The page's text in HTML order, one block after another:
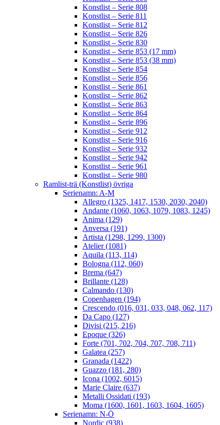
Konstlist – Serie 808
Konstlist – Serie 811
Konstlist – Serie 812
Konstlist – Serie 826
Konstlist – Serie 830
Konstlist – Serie 853 (17 mm)
Konstlist – Serie 853 (38 mm)
Konstlist – Serie 854
Konstlist – Serie 856
Konstlist – Serie 861
Konstlist – Serie 862
Konstlist – Serie 863
Konstlist – Serie 864
Konstlist – Serie 896
Konstlist – Serie 912
Konstlist – Serie 916
Konstlist – Serie 932
Konstlist – Serie 942
Konstlist – Serie 961
Konstlist – Serie 980
Ramlist-trä (Konstlist) övriga
Serienamn: A-M
Allegro (1325, 1417, 1530, 2030, 2040)
Andante (1060, 1063, 1079, 1083, 1245)
Anima (129)
Anversa (191)
Artista (1298, 1299, 1300)
Atelier (1081)
Aquila (113, 114)
Bologna (112, 060)
Brema (647)
Brillante (128)
Calmando (130)
Copenhagen (194)
Crescendo (016, 031, 033, 048, 062, 117)
Da Capo (127)
Divisi (215, 216)
Epoque (326)
Forte (701, 702, 704, 707, 708, 711)
Galatea (257)
Granada (1422)
Guazzo (181, 280)
Icona (1002, 6015)
Marie Claire (637)
Metalli Ossidati (193)
Moma (1600, 1601, 1603, 1604, 1605)
Serienamn: N-Ö
Nordic (938)